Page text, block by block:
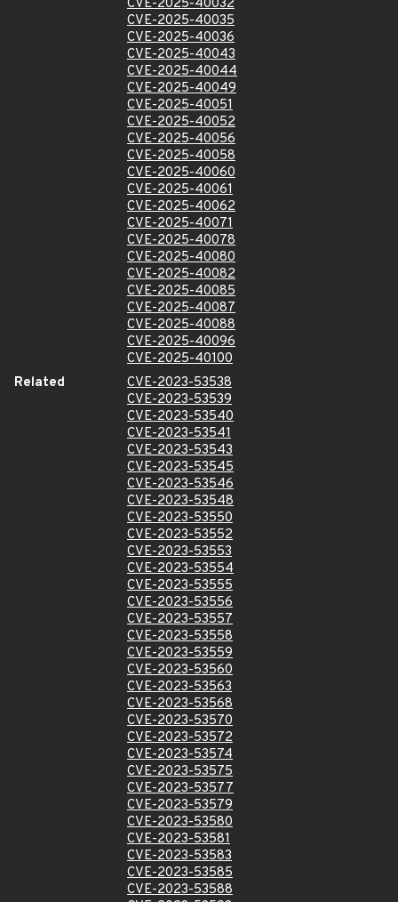
CVE-2025-40032
CVE-2025-40035
CVE-2025-40036
CVE-2025-40043
CVE-2025-40044
CVE-2025-40049
CVE-2025-40051
CVE-2025-40052
CVE-2025-40056
CVE-2025-40058
CVE-2025-40060
CVE-2025-40061
CVE-2025-40062
CVE-2025-40071
CVE-2025-40078
CVE-2025-40080
CVE-2025-40082
CVE-2025-40085
CVE-2025-40087
CVE-2025-40088
CVE-2025-40096
CVE-2025-40100
Related
CVE-2023-53538
CVE-2023-53539
CVE-2023-53540
CVE-2023-53541
CVE-2023-53543
CVE-2023-53545
CVE-2023-53546
CVE-2023-53548
CVE-2023-53550
CVE-2023-53552
CVE-2023-53553
CVE-2023-53554
CVE-2023-53555
CVE-2023-53556
CVE-2023-53557
CVE-2023-53558
CVE-2023-53559
CVE-2023-53560
CVE-2023-53563
CVE-2023-53568
CVE-2023-53570
CVE-2023-53572
CVE-2023-53574
CVE-2023-53575
CVE-2023-53577
CVE-2023-53579
CVE-2023-53580
CVE-2023-53581
CVE-2023-53583
CVE-2023-53585
CVE-2023-53588